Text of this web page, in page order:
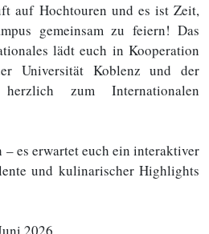
auf Hochtouren und es ist Zeit,
gemeinsam zu feiern! Das
lädt euch in Kooperation
Universität Koblenz und der
zum Internationalen
– es erwartet euch ein interaktiver
und kulinarischer Highlights